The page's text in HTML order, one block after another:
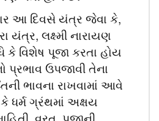
આ દિવસે યંત્ર જેવા કે,
યંત્ર, લક્ષ્મી નારાયણ
કે વિશેષ પૂજા કરતા હોય
પ્રભાવ ઉપજાવી તેના
ભાવના રાખવામાં આવે
કે ધર્મ ગ્રંથમાં અક્ષય